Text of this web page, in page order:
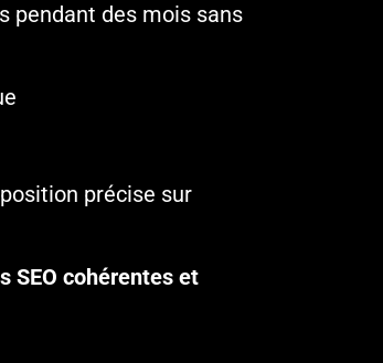
pendant des mois sans
précise sur
SEO cohérentes et